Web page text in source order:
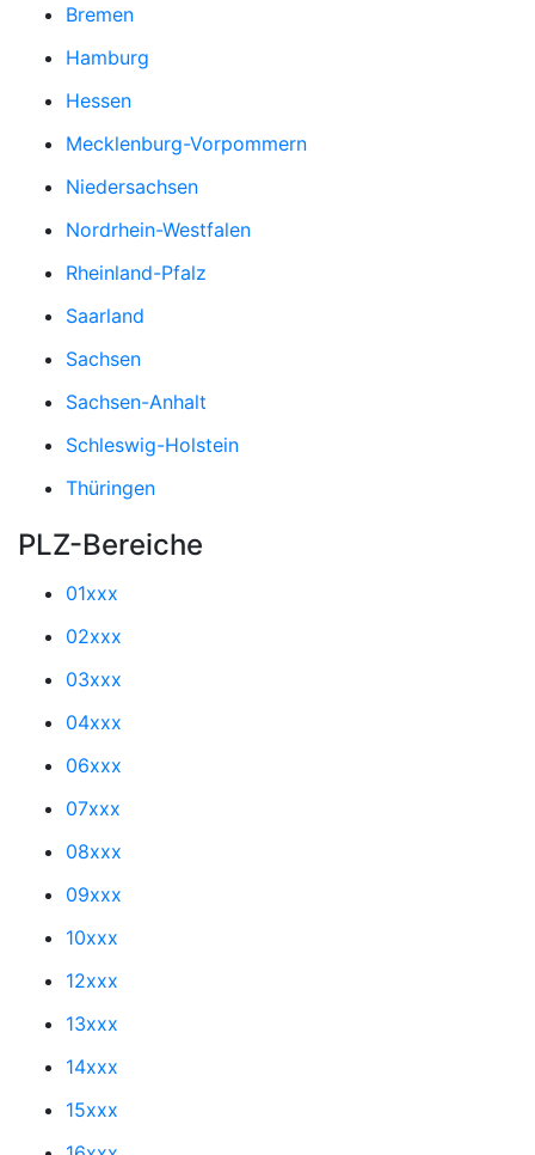
Bremen
Hamburg
Hessen
Mecklenburg-Vorpommern
Niedersachsen
Nordrhein-Westfalen
Rheinland-Pfalz
Saarland
Sachsen
Sachsen-Anhalt
Schleswig-Holstein
Thüringen
PLZ-Bereiche
01xxx
02xxx
03xxx
04xxx
06xxx
07xxx
08xxx
09xxx
10xxx
12xxx
13xxx
14xxx
15xxx